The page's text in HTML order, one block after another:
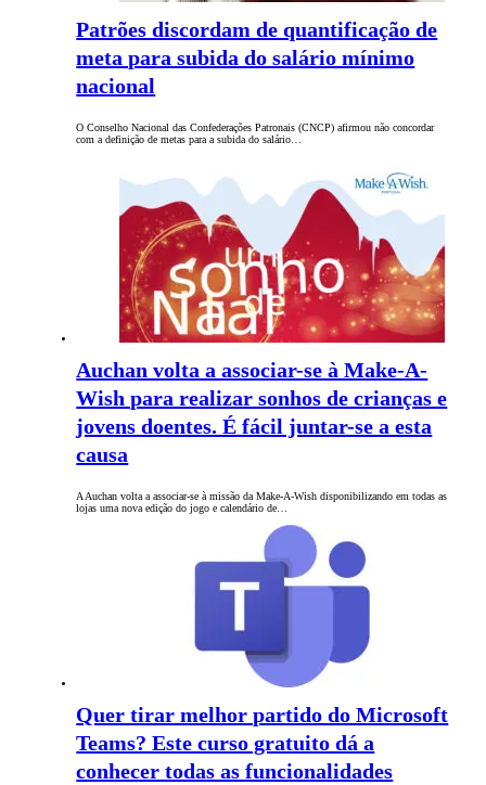
Patrões discordam de quantificação de
meta para subida do salário mínimo
nacional
O Conselho Nacional das Confederações Patronais (CNCP) afirmou não concordar
com a definição de metas para a subida do salário…
Auchan volta a associar-se à Make-A-
Wish para realizar sonhos de crianças e
jovens doentes. É fácil juntar-se a esta
causa
A Auchan volta a associar-se à missão da Make-A-Wish disponibilizando em todas as
lojas uma nova edição do jogo e calendário de…
Quer tirar melhor partido do Microsoft
Teams? Este curso gratuito dá a
conhecer todas as funcionalidades